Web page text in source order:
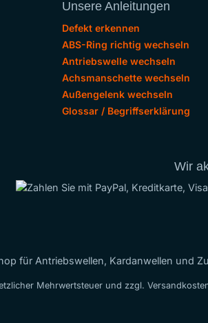
Unsere Anleitungen
Defekt erkennen
ABS-Ring richtig wechseln
Antriebswelle wechseln
Achsmanschette wechseln
Außengelenk wechseln
Glossar / Begriffserklärung
Wir
für Antriebswellen, Kardanwellen und
Mehrwertsteuer und zzgl.